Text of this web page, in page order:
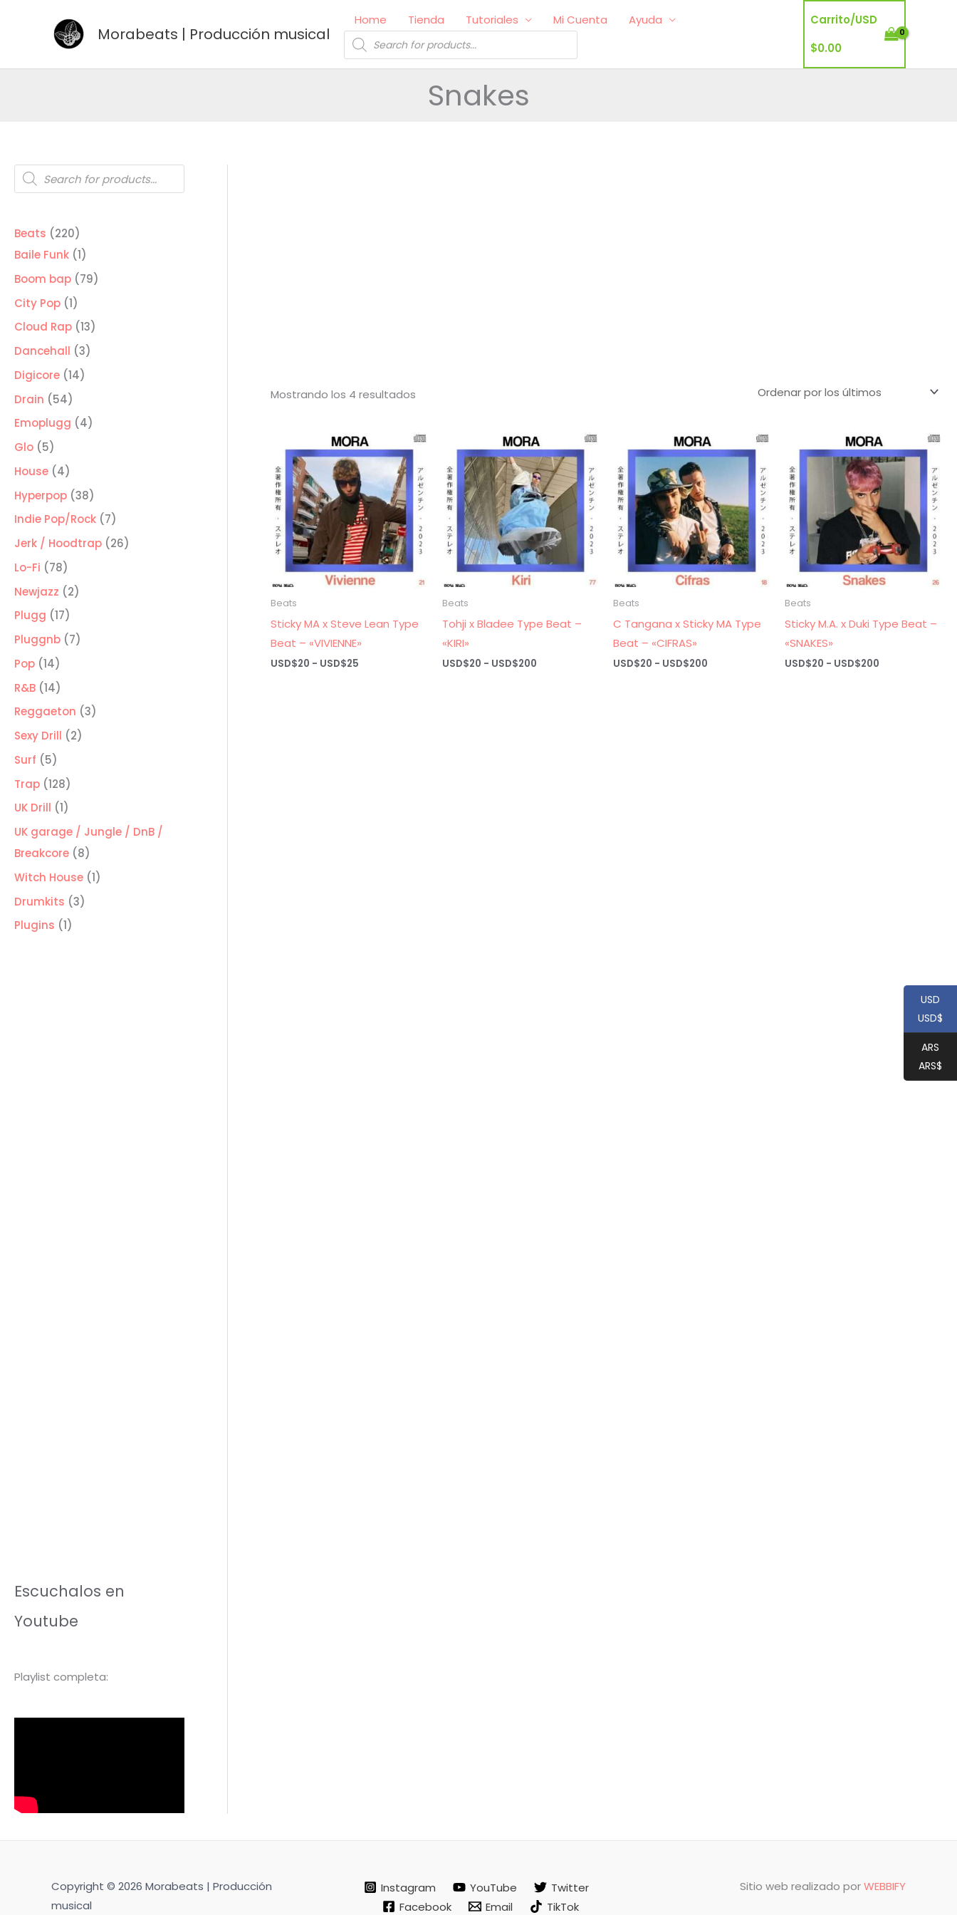
Morabeats | Producción musical
Home Tienda Tutoriales Mi Cuenta
Ayuda
Búsqueda
de
productos
Carrito/USD
$0.00
Snakes
Búsqueda
de
productos
Beats 220220
productos
Baile Funk 11
producto
Boom bap 7979
City Pop 11
producto
Cloud Rap 1313
Dancehall 33
Digicore 1414
Drain 5454
productos
Emoplugg 44
Glo 55
productos
House 44
productos
Hyperpop 3838
productos
Indie Pop/Rock 77
productos
Jerk / Hoodtrap 2626
Lo-Fi 7878
productos
Newjazz 22
Plugg 1717
productos
Pluggnb 77
Pop 1414
productos
R&B 1414
productos
Reggaeton 33
Sexy Drill 22
Surf 55
productos
Trap 128128
productos
UK Drill 11
producto
UK garage / Jungle / DnB /
Breakcore
88
productos
Witch House 11
Drumkits 33
Plugins 11
Escuchalos en
Youtube
Playlist completa:
Mostrando los 4 resultadosOrdenado
Beats
Sticky MA x Steve Lean Type
Beat – «VIVIENNE»
USD$20 - USD$25Rango
Beats
Tohji x Bladee Type Beat –
«KIRI»
USD$20 - USD$200Rango
Beats
C Tangana x Sticky MA Type
Beat – «CIFRAS»
USD$20 - USD$200
Beats
Sticky M.A. x Duki Type Beat –
«SNAKES»
USD$20 - USD$200
Copyright © 2026 Morabeats | Producción
musical
Instagram YouTube
Twitter
Facebook
Email TikTok
Sitio web realizado porWEBBIFY
USD
USD$
ARS
ARS$